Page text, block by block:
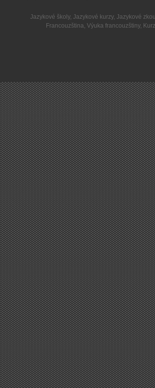
Jazykové školy, Jazykové kurzy, Jazykové
Francouzština,Výuka francouzštiny,